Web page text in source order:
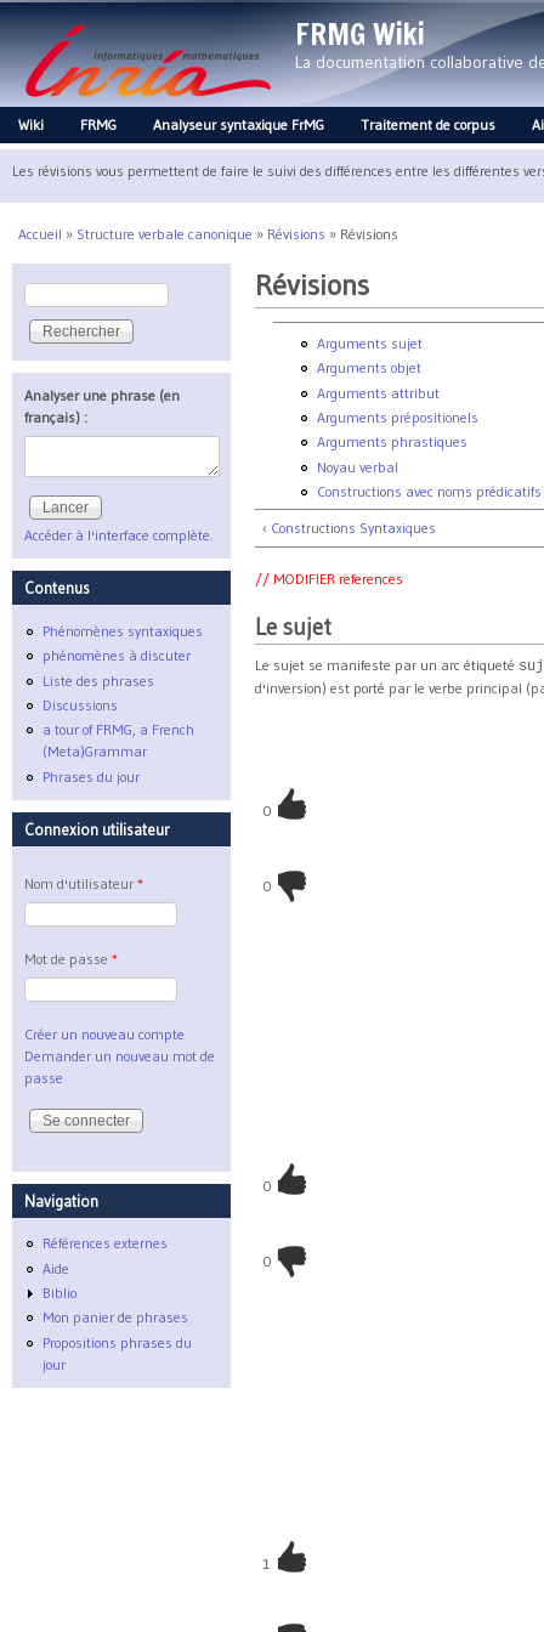
FRMG Wiki
La documentation collaborative
Main menu
Wiki FRMG Analyseur syntaxique FrMG Traitement de corpus
Les révisions vous permettent de faire le suivi des différences entre les différentes
Vous êtes ici
Accueil » Structure verbale canonique » Révisions » Révisions
Révisions
Arguments sujet
Arguments objet
Arguments attribut
Arguments prépositionels
Arguments phrastiques
Noyau verbal
Constructions avec noms prédicatifs
‹ Constructions Syntaxiques
// MODIFIER references
Le sujet
Le sujet se manifeste par un arc étiqueté
d'inversion) est porté par le verbe principal
0
0
0
0
1
Formulaire de recherche
Rechercher
Analyser une phrase (en
français) :
Accéder à l'interface complète.
Contenus
Phénomènes syntaxiques
phénomènes à discuter
Liste des phrases
Discussions
a tour of FRMG, a French
(Meta)Grammar
Phrases du jour
Connexion utilisateur
Nom d'utilisateur *
Mot de passe *
Créer un nouveau compte
Demander un nouveau mot de
passe
Navigation
Références externes
Aide
Biblio
Mon panier de phrases
Propositions phrases du
jour